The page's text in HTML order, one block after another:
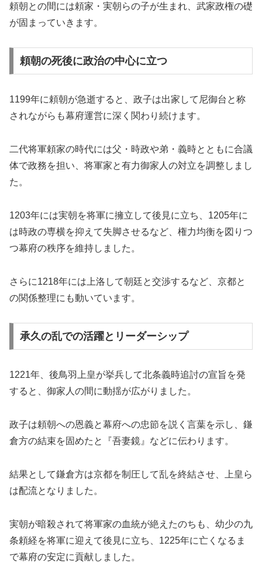
頼朝との間には頼家・実朝らの子が生まれ、武家政権の礎
が固まっていきます。
頼朝の死後に政治の中心に立つ
1199年に頼朝が急逝すると、政子は出家して尼御台と称
されながらも幕府運営に深く関わり続けます。
二代将軍頼家の時代には父・時政や弟・義時とともに合議
体で政務を担い、将軍家と有力御家人の対立を調整しまし
た。
1203年には実朝を将軍に擁立して後見に立ち、1205年に
は時政の専横を抑えて失脚させるなど、権力均衡を図りつ
つ幕府の秩序を維持しました。
さらに1218年には上洛して朝廷と交渉するなど、京都と
の関係整理にも動いています。
承久の乱での活躍とリーダーシップ
1221年、後鳥羽上皇が挙兵して北条義時追討の宣旨を発
すると、御家人の間に動揺が広がりました。
政子は頼朝への恩義と幕府への忠節を説く言葉を示し、鎌
倉方の結束を固めたと『吾妻鏡』などに伝わります。
結果として鎌倉方は京都を制圧して乱を終結させ、上皇ら
は配流となりました。
実朝が暗殺されて将軍家の血統が絶えたのちも、幼少の九
条頼経を将軍に迎えて後見に立ち、1225年に亡くなるま
で幕府の安定に貢献しました。